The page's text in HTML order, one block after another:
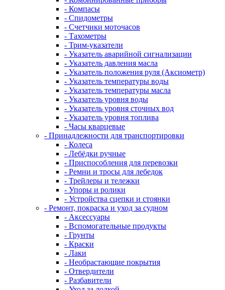
- Компасы
- Спидометры
- Счетчики моточасов
- Тахометры
- Трим-указатели
- Указатель аварийной сигнализации
- Указатель давления масла
- Указатель положения руля (Аксиометр)
- Указатель температуры воды
- Указатель температуры масла
- Указатель уровня воды
- Указатель уровня сточных вод
- Указатель уровня топлива
- Часы кварцевые
- Принадлежности для транспортировки
- Колеса
- Лебёдки ручные
- Приспособления для перевозки
- Ремни и тросы для лебедок
- Трейлеры и тележки
- Упоры и ролики
- Устройства сцепки и стоянки
- Ремонт, покраска и уход за судном
- Аксессуары
- Вспомогательные продукты
- Грунты
- Краски
- Лаки
- Необрастающие покрытия
- Отвердители
- Разбавители